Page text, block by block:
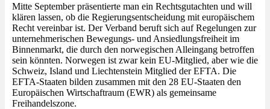
Mitte September präsentierte man ein Rechtsgutachten und will
klären lassen, ob die Regierungsentscheidung mit europäischem
Recht vereinbar ist. Der Verband beruft sich auf Regelungen zur
unternehmerischen Bewegungs- und Ansiedlungsfreiheit im
Binnenmarkt, die durch den norwegischen Alleingang betroffen
sein könnten. Norwegen ist zwar kein EU-Mitglied, aber wie die
Schweiz, Island und Liechtenstein Mitglied der EFTA. Die
EFTA-Staaten bilden zusammen mit den 28 EU-Staaten den
Europäischen Wirtschaftraum (EWR) als gemeinsame
Freihandelszone.